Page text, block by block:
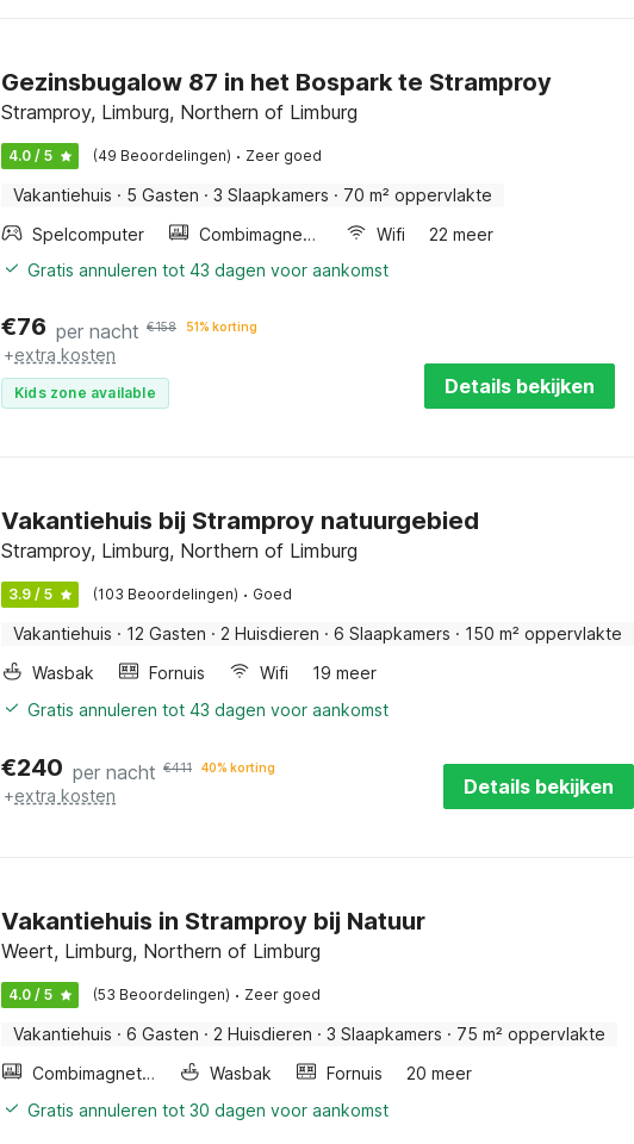
Gezinsbugalow 87 in het Bospark te Stramproy
Stramproy, Limburg, Northern of Limburg
4.0 / 5 (49 Beoordelingen) · Zeer goed
Vakantiehuis · 5 Gasten · 3 Slaapkamers · 70 m² oppervlakte
Spelcomputer
Combimagnetron Wifi
22 meer
Gratis annuleren tot 43 dagen voor aankomst
€76 per nacht €158 51% korting
+extra kosten
Kids zone available Details bekijken
Vakantiehuis bij Stramproy natuurgebied
Stramproy, Limburg, Northern of Limburg
3.9 / 5 (103 Beoordelingen) · Goed
Vakantiehuis · 12 Gasten · 2 Huisdieren · 6 Slaapkamers · 150 m² oppervlakte
Wasbak
Fornuis Wifi
19 meer
Gratis annuleren tot 43 dagen voor aankomst
€240 per nacht €411 40% korting
+extra kosten Details bekijken
Vakantiehuis in Stramproy bij Natuur
Weert, Limburg, Northern of Limburg
4.0 / 5 (53 Beoordelingen) · Zeer goed
Vakantiehuis · 6 Gasten · 2 Huisdieren · 3 Slaapkamers · 75 m² oppervlakte
Combimagnetron
Wasbak Fornuis
20 meer
Gratis annuleren tot 30 dagen voor aankomst